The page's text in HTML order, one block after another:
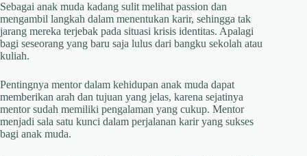
Sebagai anak muda kadang sulit melihat passion dan
mengambil langkah dalam menentukan karir, sehingga tak
jarang mereka terjebak pada situasi krisis identitas. Apalagi
bagi seseorang yang baru saja lulus dari bangku sekolah atau
kuliah.
Pentingnya mentor dalam kehidupan anak muda dapat
memberikan arah dan tujuan yang jelas, karena sejatinya
mentor sudah memiliki pengalaman yang cukup. Mentor
menjadi sala satu kunci dalam perjalanan karir yang sukses
bagi anak muda.